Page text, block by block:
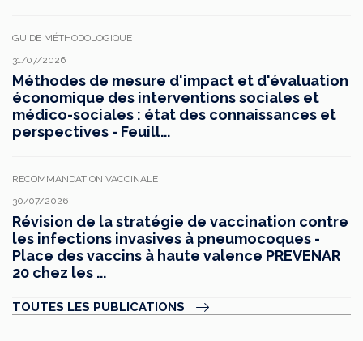
GUIDE MÉTHODOLOGIQUE
31/07/2026
Méthodes de mesure d'impact et d'évaluation
économique des interventions sociales et
médico-sociales : état des connaissances et
perspectives - Feuill...
RECOMMANDATION VACCINALE
30/07/2026
Révision de la stratégie de vaccination contre
les infections invasives à pneumocoques -
Place des vaccins à haute valence PREVENAR
20 chez les ...
TOUTES LES PUBLICATIONS